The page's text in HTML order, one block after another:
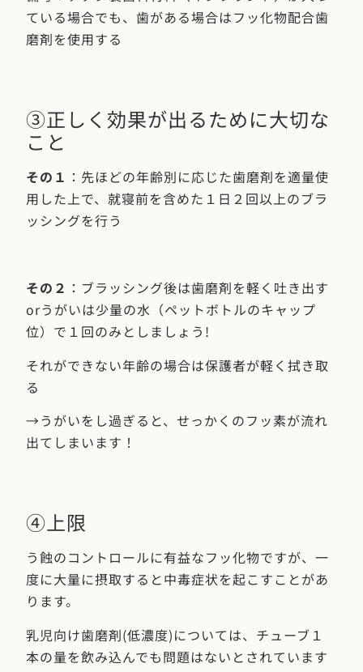
ている場合でも、歯がある場合はフッ化物配合歯
磨剤を使用する
③正しく効果が出るために大切な
こと
その１ ：先ほどの年齢別に応じた歯磨剤を適量使
用した上で、就寝前を含めた１日２回以上のブラ
ッシングを行う
その２ ：ブラッシング後は歯磨剤を軽く吐き出す
orうがいは少量の水（ペットボトルのキャップ
位）で１回のみとしましょう!
それができない年齢の場合は保護者が軽く拭き取
る
→うがいをし過ぎると、せっかくのフッ素が流れ
出てしまいます！
④上限
う蝕のコントロールに有益なフッ化物ですが、一
度に大量に摂取すると中毒症状を起こすことがあ
ります。
乳児向け歯磨剤(低濃度)については、チューブ１
本の量を飲み込んでも問題はないとされています